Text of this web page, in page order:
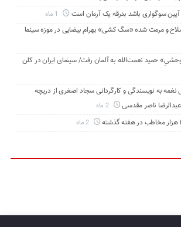
آیین سوگواری باشد بدرقه یک آرمان است
و مرمت شده «سگ کشی» بهرام بیضایی در موزه سینما
حمید نعمت‌الله به آلمان رفت/ سینمای ایران در کلن
نغمه به نویسندگی و کارگردانی سجاد اصغری از دریچه
عبدالرضا ناصر مقدسی
2 ماه
2 ماه